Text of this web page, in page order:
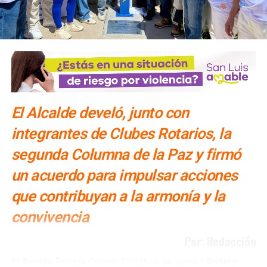
El Alcalde develó, junto con
integrantes de Clubes Rotarios, la
segunda Columna de la Paz y firmó
un acuerdo para impulsar acciones
que contribuyan a la armonía y la
convivencia